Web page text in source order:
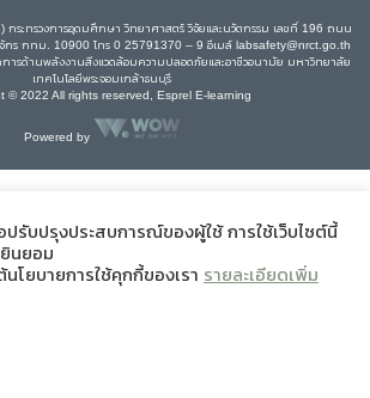
กระทรวงการอุดมศึกษา วิทยาศาสตร์ วิจัยและนวัตกรรม เลขที่ 196 ถนน
จักร กทม. 10900 โทร 0 25791370 – 9 อีเมล์ labsafety@nrct.go.th
ารด้านพลังงานสิ่งแวดล้อมความปลอดภัยและอาชีวอนามัย มหาวิทยาลัย
เทคโนโลยีพระจอมเกล้าธนบุรี
© 2022 All rights reserved, Esprel E-learning
Powered by
ปรับปรุงประสบการณ์ของผู้ใช้ การใช้เว็บไซต์นี้
นยอม
นโยบายการใช้คุกกี้ของเรา รายละเอียดเพิ่ม